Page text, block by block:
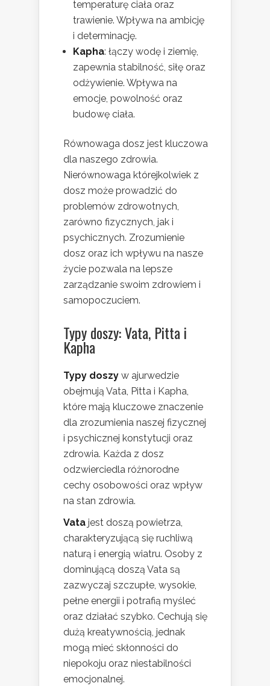
temperaturę ciała oraz
trawienie. Wpływa na ambicję
i determinację.
Kapha: łączy wodę i ziemię,
zapewnia stabilność, siłę oraz
odżywienie. Wpływa na
emocje, powolność oraz
budowę ciała.
Równowaga dosz jest kluczowa
dla naszego zdrowia.
Nierównowaga którejkolwiek z
dosz może prowadzić do
problemów zdrowotnych,
zarówno fizycznych, jak i
psychicznych. Zrozumienie
dosz oraz ich wpływu na nasze
życie pozwala na lepsze
zarządzanie swoim zdrowiem i
samopoczuciem.
Typy doszy: Vata, Pitta i
Kapha
Typy doszy w ajurwedzie
obejmują Vata, Pitta i Kapha,
które mają kluczowe znaczenie
dla zrozumienia naszej fizycznej
i psychicznej konstytucji oraz
zdrowia. Każda z dosz
odzwierciedla różnorodne
cechy osobowości oraz wpływ
na stan zdrowia.
Vata jest doszą powietrza,
charakteryzującą się ruchliwą
naturą i energią wiatru. Osoby z
dominującą doszą Vata są
zazwyczaj szczupłe, wysokie,
pełne energii i potrafią myśleć
oraz działać szybko. Cechują się
dużą kreatywnością, jednak
mogą mieć skłonności do
niepokoju oraz niestabilności
emocjonalnej.